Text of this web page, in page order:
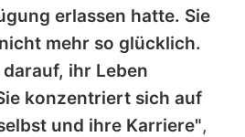
erlassen hatte. Sie
mehr so glücklich.
ihr Leben
konzentriert sich auf
und ihre Karriere",